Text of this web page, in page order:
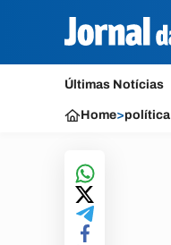
Últimas Notícias
Home>política